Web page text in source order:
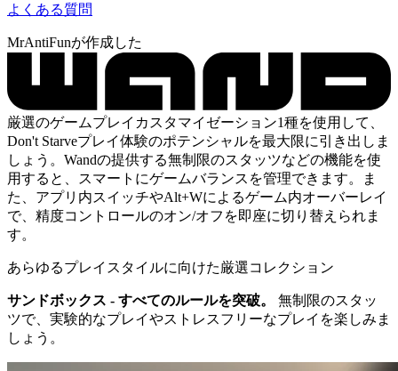
よくある質問
MrAntiFunが作成した
厳選のゲームプレイカスタマイゼーション1種を使用して、
Don't Starveプレイ体験のポテンシャルを最大限に引き出しま
しょう。Wandの提供する無制限のスタッツなどの機能を使
用すると、スマートにゲームバランスを管理できます。ま
た、アプリ内スイッチやAlt+Wによるゲーム内オーバーレイ
で、精度コントロールのオン/オフを即座に切り替えられま
す。
あらゆるプレイスタイルに向けた厳選コレクション
サンドボックス - すべてのルールを突破。
無制限のスタッ
ツで、実験的なプレイやストレスフリーなプレイを楽しみま
しょう。